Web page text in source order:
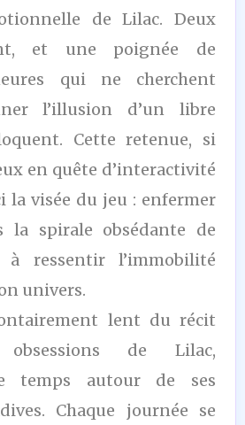
de Lilac. Deux
et une poignée de
qui ne cherchent
l’illusion d’un libre
Cette retenue, si
en quête d’interactivité
la visée du jeu : enfermer
la spirale obsédante de
à ressentir l’immobilité
univers.
lent du récit
de Lilac,
temps autour de ses
Chaque journée se